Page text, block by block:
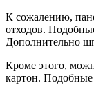
К сожалению,
отходов.
Дополнительно
Кроме этого,
картон. Подобные